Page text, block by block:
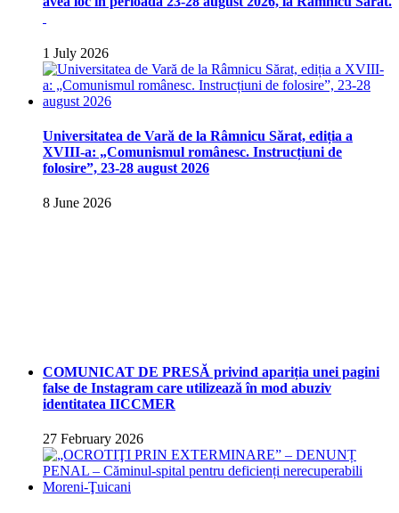
1 July 2026
Universitatea de Vară de la Râmnicu Sărat, ediția a
XVIII-a: „Comunismul românesc. Instrucțiuni de
folosire”, 23-28 august 2026
8 June 2026
COMUNICAT DE PRESĂ privind apariția unei pagini
false de Instagram care utilizează în mod abuziv
identitatea IICCMER
27 February 2026